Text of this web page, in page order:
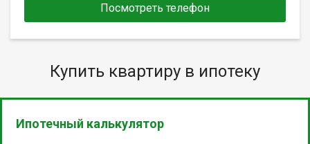
Посмотреть телефон
Купить квартиру в ипотеку
Ипотечный калькулятор